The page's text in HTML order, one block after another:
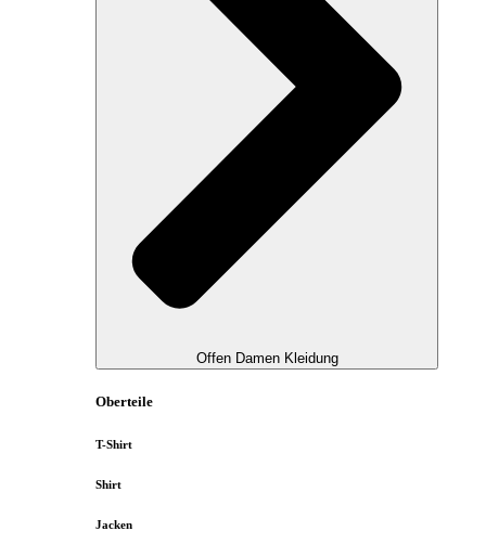
Offen Damen Kleidung
Oberteile
T-Shirt
Shirt
Jacken